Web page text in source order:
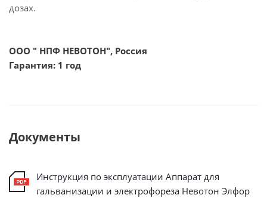
дозах.
ООО " НПФ НЕВОТОН", Россия
Гарантия: 1 год
Документы
Инструкция по эксплуатации Аппарат для
гальванизации и электрофореза Невотон Элфор